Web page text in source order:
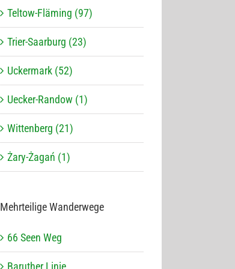
Teltow-Fläming (97)
Trier-Saarburg (23)
Uckermark (52)
Uecker-Randow (1)
Wittenberg (21)
Żary-Żagań (1)
Mehr­tei­lige Wanderwege
66 Seen Weg
Baru­ther Linie